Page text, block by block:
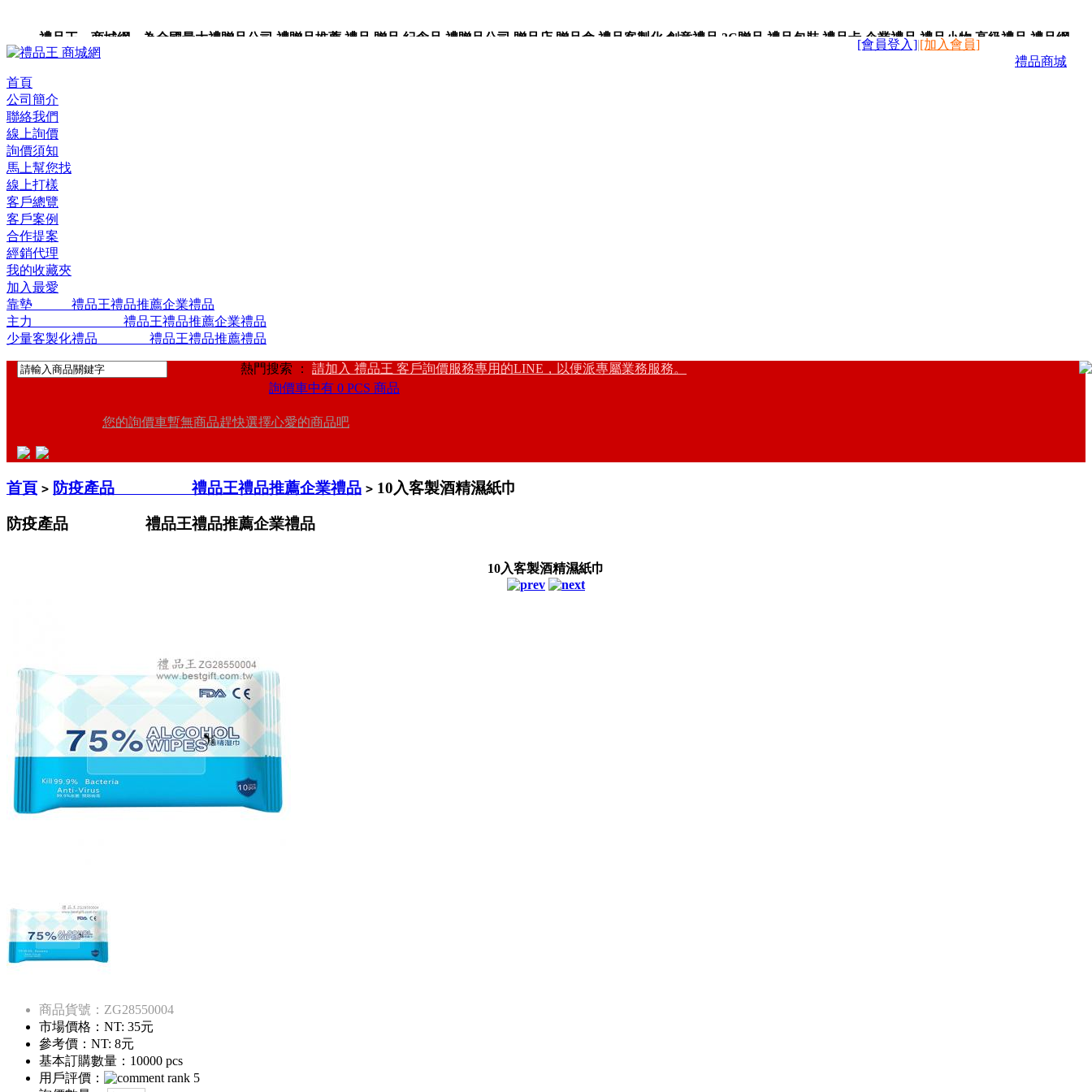
禮品王 商城網 為全國最大禮贈品公司,禮贈品推薦,禮品,贈品,紀念品,禮贈品公司,贈品店,贈品盒,禮品客製化,創意禮品,3C贈品,禮品包裝,禮品卡,企業禮品,禮品小物,高級禮品,禮品網
站。
禮品商城
[會員登入]|[加入會員]
首頁
公司簡介
聯絡我們
線上詢價
詢價須知
馬上幫您找
線上打樣
客戶總覽
客戶案例
合作提案
經銷代理
我的收藏夾
加入最愛
靠墊 禮品王禮品推薦企業禮品
主力 禮品王禮品推薦企業禮品
少量客製化禮品 禮品王禮品推薦禮品
熱門搜索 ： 請加入 禮品王 客戶詢價服務專用的LINE，以便派專屬業務服務。
詢價車中有 0 PCS 商品
您的詢價車暫無商品趕快選擇心愛的商品吧
首頁 > 防疫產品 禮品王禮品推薦企業禮品 > 10入客製酒精濕紙巾
防疫產品 禮品王禮品推薦企業禮品
10入客製酒精濕紙巾
商品貨號：ZG28550004
市場價格： NT: 35元
參考價： NT: 8元
基本訂購數量：10000 pcs
用戶評價：